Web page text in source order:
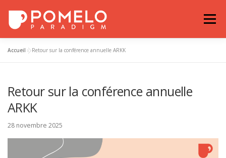
contenu
Menu
NOS ENGAGEMENTS NOUS REJOINDRE
Accueil »Retour sur la conférence annuelle ARKK
Retour sur la conférence annuelle
ARKK
28 novembre 2025